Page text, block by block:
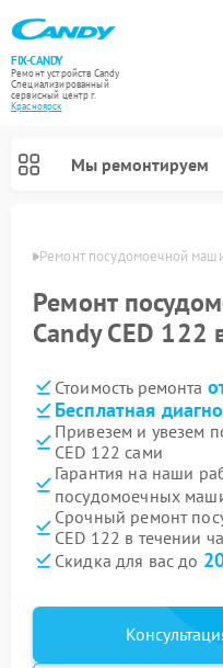
FIX-CANDY
Ремонт устройств Candy
Специализированный
cервисный центр г.
Красноярск
Мы ремонтируем
Ремонт посудомоечной
Ремонт
Candy CED 122
Стоимость ремонта
Бесплатная
Привезем и увезем
CED 122 сами
Гарантия на наши
посудомоечных
Срочный ремонт
CED 122 в течении
Скидка для вас до